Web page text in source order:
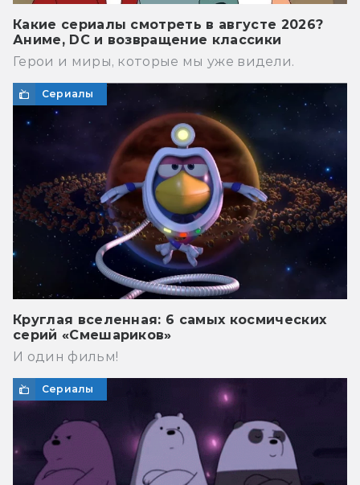
Какие сериалы смотреть в августе 2026?
Аниме, DC и возвращение классики
Герои и миры, которые мы уже видели.
Сериалы
Круглая вселенная: 6 самых космических
серий «Смешариков»
И один фильм!
Сериалы